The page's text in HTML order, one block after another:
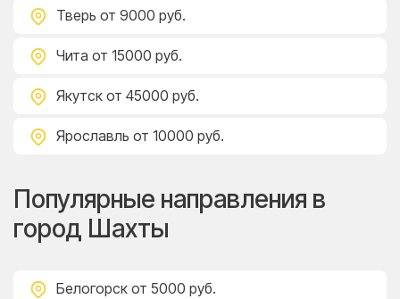
Тверь от 9000 руб.
Чита от 15000 руб.
Якутск от 45000 руб.
Ярославль от 10000 руб.
Популярные направления в
город Шахты
Белогорск от 5000 руб.